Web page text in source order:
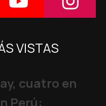
VISTAS
cuatro en
Perú: